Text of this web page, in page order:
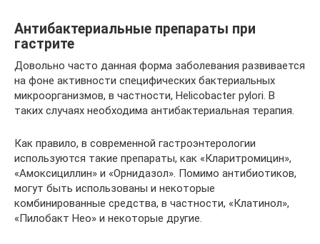
Антибактериальные препараты при
гастрите
Довольно часто данная форма заболевания развивается
на фоне активности специфических бактериальных
микроорганизмов, в частности, Helicobacter pylori. В
таких случаях необходима антибактериальная терапия.
Как правило, в современной гастроэнтерологии
используются такие препараты, как «Кларитромицин»,
«Амоксициллин» и «Орнидазол». Помимо антибиотиков,
могут быть использованы и некоторые
комбинированные средства, в частности, «Клатинол»,
«Пилобакт Нео» и некоторые другие.